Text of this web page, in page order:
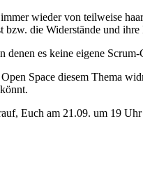
wieder von teilweise
die Widerstände und
es keine eigene
Space diesem Thema
Euch am 21.09. um 19